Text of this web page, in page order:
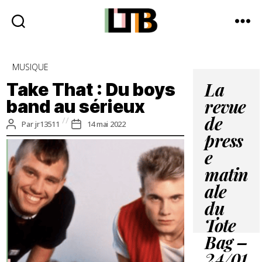
-
Média
d'information
Catégories
MUSIQUE
Take That : Du boys
band au sérieux
Auteur
de
l’article
Parjr13511
Date
de
14 mai 2022
La
revue
de
press
e
matin
ale
du
Tote
Bag –